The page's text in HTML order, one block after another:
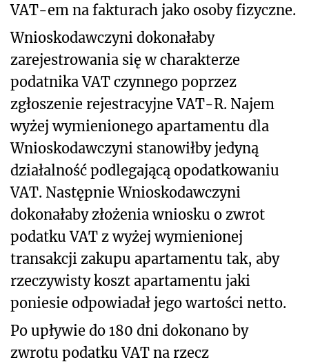
VAT-em na fakturach jako osoby fizyczne.
Wnioskodawczyni dokonałaby
zarejestrowania się w charakterze
podatnika VAT czynnego poprzez
zgłoszenie rejestracyjne VAT-R. Najem
wyżej wymienionego apartamentu dla
Wnioskodawczyni stanowiłby jedyną
działalność podlegającą opodatkowaniu
VAT. Następnie Wnioskodawczyni
dokonałaby złożenia wniosku o zwrot
podatku VAT z wyżej wymienionej
transakcji zakupu apartamentu tak, aby
rzeczywisty koszt apartamentu jaki
poniesie odpowiadał jego wartości netto.
Po upływie do 180 dni dokonano by
zwrotu podatku VAT na rzecz